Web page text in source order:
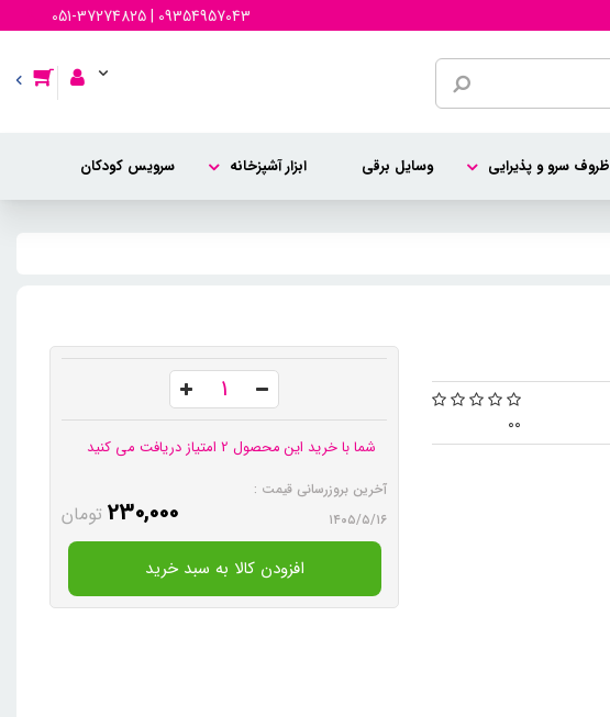
051-37274825 | 09354957043
ظروف سرو و پذیرایی وسایل برقی ابزار آشپزخانه سرویس کودکان
00
شما با خرید این محصول 2 امتیاز دریافت می کنید
آخرین بروزرسانی قیمت :
۱۴۰۵/۵/۱۶
230,000 تومان
افزودن کالا به سبد خرید